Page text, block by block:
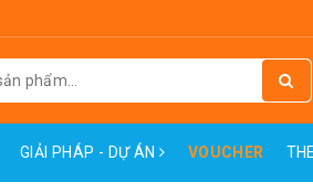
GIẢI PHÁP - DỰ ÁN VOUCHER